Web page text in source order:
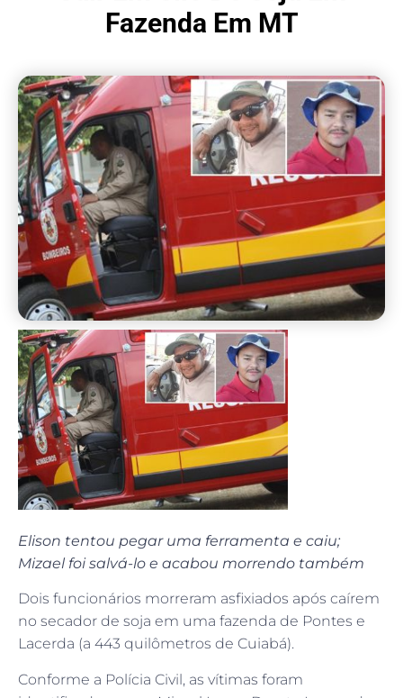
Fazenda Em MT
Elison tentou pegar uma ferramenta e caiu;
Mizael foi salvá-lo e acabou morrendo também
Dois funcionários morreram asfixiados após caírem
no secador de soja em uma fazenda de Pontes e
Lacerda (a 443 quilômetros de Cuiabá).
Conforme a Polícia Civil, as vítimas foram